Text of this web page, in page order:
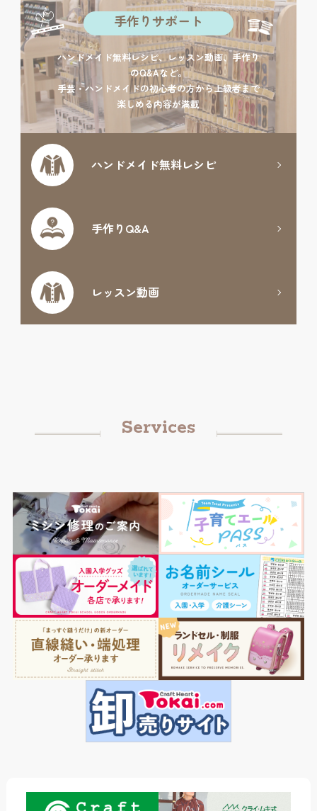
手作りサポート
ハンドメイド無料レシピ、レッスン動画、手作り
のQ&Aなど。
手芸・ハンドメイドの初心者の方から上級者まで
楽しめる内容が満載
ハンドメイド無料レシピ
手作りQ&A
レッスン動画
Services